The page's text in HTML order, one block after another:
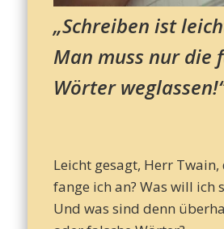
„Schreiben ist
Man muss nur die
Wörter
Leicht gesagt, Herr Twain,
fange ich an? Was will ich
Und was sind denn